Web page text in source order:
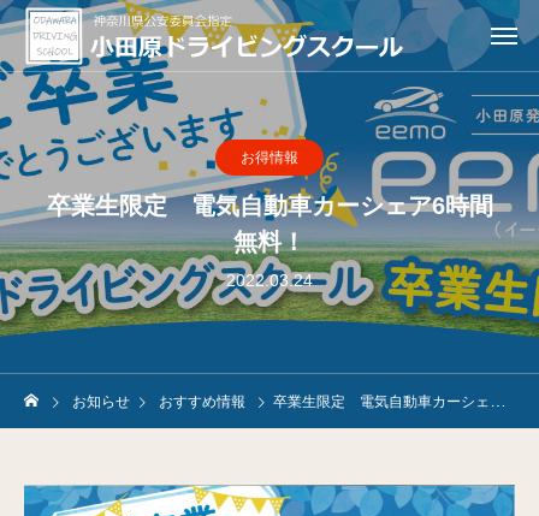
お得情報
卒業生限定 電気自動車カーシェア6時間
無料！
2022.03.24
お知らせ おすすめ情報 卒業生限定 電気自動車カーシェア6時間無料！